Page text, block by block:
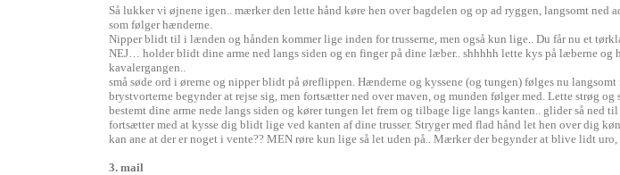
Så lukker vi øjnene igen.. mærker den lette hånd køre hen over bagdelen og op ad ryggen, langsomt
som følger hænderne.
Nipper blidt til i lænden og hånden kommer lige inden for trusserne, men også kun lige.. Du får nu et
NEJ… holder blidt dine arme ned langs siden og en finger på dine læber.. shhhhh lette kys på læberne
kavalergangen..
små søde ord i ørerne og nipper blidt på øreflippen. Hænderne og kyssene (og tungen) følges nu
brystvorterne begynder at rejse sig, men fortsætter ned over maven, og munden følger med. Lette strøg
bestemt dine arme nede langs siden og kører tungen let frem og tilbage lige langs kanten.. glider så
fortsætter med at kysse dig blidt lige ved kanten af dine trusser. Stryger med flad hånd let hen over dig
kan ane at der er noget i vente?? MEN røre kun lige så let uden på.. Mærker der begynder at blive lidt
3. mail